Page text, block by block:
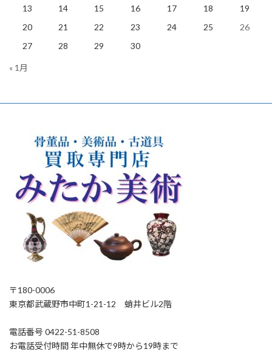
13
14 15 16 17 18
19
20
21 22 23 24 25
26
27
28 29 30
« 1月
〒180-0006
東京都武蔵野市中町1-21-12 蛸井ビル2階
電話番号 0422-51-8508
お電話受付時間 年中無休で9時から19時まで